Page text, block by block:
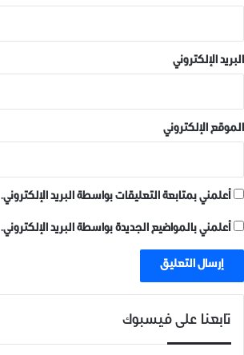
31 أغسطس، 2019
ما وراء المخدرات مبادرة توعوية
لتسليط الضوء على الأثر الخفي
للإدمان على النساء
8 أغسطس، 2024
في "اخبار عاجلة"
البريد الإلكتروني
الموقع الإلكتروني
أعلمني بمتابعة التعليقات بواسطة البريد الإلكتروني.
أعلمني بالمواضيع الجديدة بواسطة البريد الإلكتروني.
تابعنا على فيسبوك